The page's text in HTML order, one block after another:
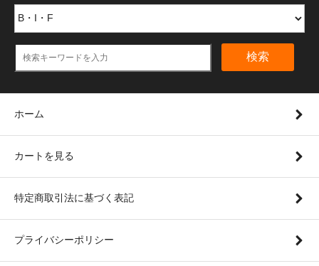
検索
ホーム
カートを見る
特定商取引法に基づく表記
プライバシーポリシー